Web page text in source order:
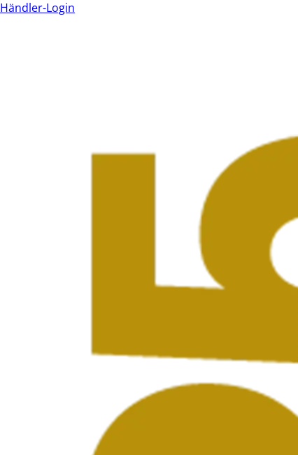
Händler-Login